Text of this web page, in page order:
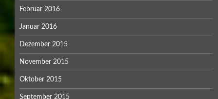
Februar 2016
Januar 2016
Dezember 2015
November 2015
Oktober 2015
September 2015